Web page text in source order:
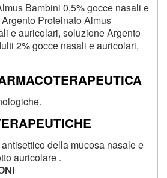
Bambini 0,5% gocce nasali e
Proteinato Almus
e auricolari, soluzione Argento
2% gocce nasali e auricolari,
della mucosa nasale e
auricolare .